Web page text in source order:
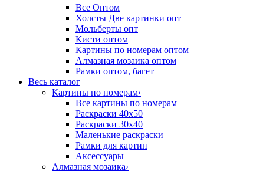
Все Оптом
Холсты Две картинки опт
Мольберты опт
Кисти оптом
Картины по номерам оптом
Алмазная мозаика оптом
Рамки оптом, багет
Весь каталог
Картины по номерам›
Все картины по номерам
Раскраски 40х50
Раскраски 30х40
Маленькие раскраски
Рамки для картин
Аксессуары
Алмазная мозаика›